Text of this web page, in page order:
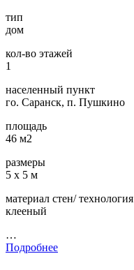
тип
дом
кол-во этажей
1
населенный пункт
го. Саранск, п. Пушкино
площадь
46 м2
размеры
5 х 5 м
материал стен/ технология
клееный
…
Подробнее